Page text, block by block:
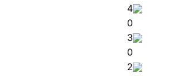
4
0
3
0
2